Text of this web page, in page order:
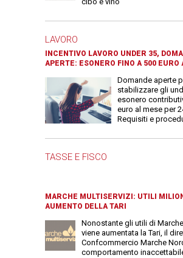
LAVORO
INCENTIVO LAVORO UNDER 35,
APERTE: ESONERO FINO A 500 EURO
Domande aperte
stabilizzare gli
esonero
euro al mese per
Requisiti e
TASSE E FISCO
MARCHE MULTISERVIZI: UTILI
AUMENTO DELLA TARI
Nonostante gli utili di
viene aumentata la Tari, il
Confcommercio Marche
comportamento